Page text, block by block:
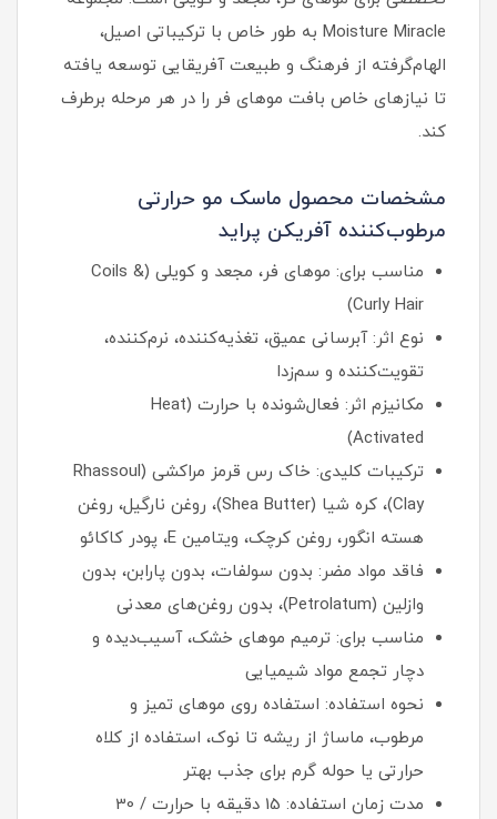
Moisture Miracle به طور خاص با ترکیباتی اصیل،
الهام‌گرفته از فرهنگ و طبیعت آفریقایی توسعه یافته
تا نیازهای خاص بافت موهای فر را در هر مرحله برطرف
کند.
مشخصات محصول ماسک مو حرارتی
مرطوب‌کننده آفریکن پراید
مناسب برای: موهای فر، مجعد و کویلی (Coils &
Curly Hair)
نوع اثر: آبرسانی عمیق، تغذیه‌کننده، نرم‌کننده،
تقویت‌کننده و سم‌زدا
مکانیزم اثر: فعال‌شونده با حرارت (Heat
Activated)
ترکیبات کلیدی: خاک رس قرمز مراکشی (Rhassoul
Clay)، کره شیا (Shea Butter)، روغن نارگیل، روغن
هسته انگور، روغن کرچک، ویتامین E، پودر کاکائو
فاقد مواد مضر: بدون سولفات، بدون پارابن، بدون
وازلین (Petrolatum)، بدون روغن‌های معدنی
مناسب برای: ترمیم موهای خشک، آسیب‌دیده و
دچار تجمع مواد شیمیایی
نحوه استفاده: استفاده روی موهای تمیز و
مرطوب، ماساژ از ریشه تا نوک، استفاده از کلاه
حرارتی یا حوله گرم برای جذب بهتر
مدت زمان استفاده: 15 دقیقه با حرارت / 30